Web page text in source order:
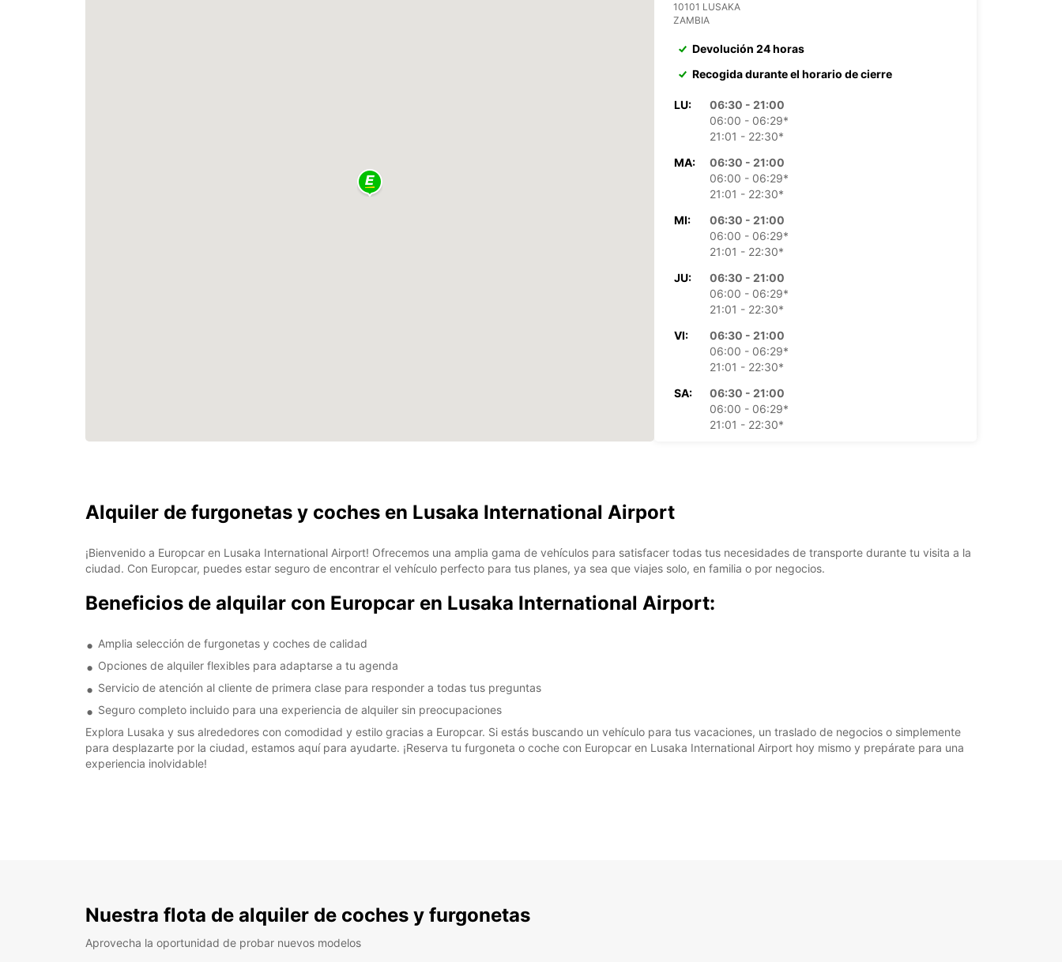
10101 LUSAKA
ZAMBIA
Devolución 24 horas
Recogida durante el horario de cierre
LU:
06:30 - 21:00
06:00 - 06:29*
21:01 - 22:30*
MA:
06:30 - 21:00
06:00 - 06:29*
21:01 - 22:30*
MI:
06:30 - 21:00
06:00 - 06:29*
21:01 - 22:30*
JU:
06:30 - 21:00
06:00 - 06:29*
21:01 - 22:30*
VI:
06:30 - 21:00
06:00 - 06:29*
21:01 - 22:30*
SA:
06:30 - 21:00
06:00 - 06:29*
21:01 - 22:30*
*Con cargos extras
Estos horarios de apertura pueden variar debido a los
Alquiler de furgonetas y coches en Lusaka International Airport
¡Bienvenido a Europcar en Lusaka International Airport! Ofrecemos una amplia gama de vehículos para satisfacer todas tus necesidades de transporte durante tu visita a la
ciudad. Con Europcar, puedes estar seguro de encontrar el vehículo perfecto para tus planes, ya sea que viajes solo, en familia o por negocios.
Beneficios de alquilar con Europcar en Lusaka International Airport:
Amplia selección de furgonetas y coches de calidad
Opciones de alquiler flexibles para adaptarse a tu agenda
Servicio de atención al cliente de primera clase para responder a todas tus preguntas
Seguro completo incluido para una experiencia de alquiler sin preocupaciones
Explora Lusaka y sus alrededores con comodidad y estilo gracias a Europcar. Si estás buscando un vehículo para tus vacaciones, un traslado de negocios o simplemente
para desplazarte por la ciudad, estamos aquí para ayudarte. ¡Reserva tu furgoneta o coche con Europcar en Lusaka International Airport hoy mismo y prepárate para una
experiencia inolvidable!
Nuestra flota de alquiler de coches y furgonetas
Aprovecha la oportunidad de probar nuevos modelos